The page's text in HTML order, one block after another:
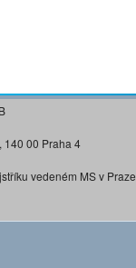
140 00 Praha 4
vedeném MS v Praze